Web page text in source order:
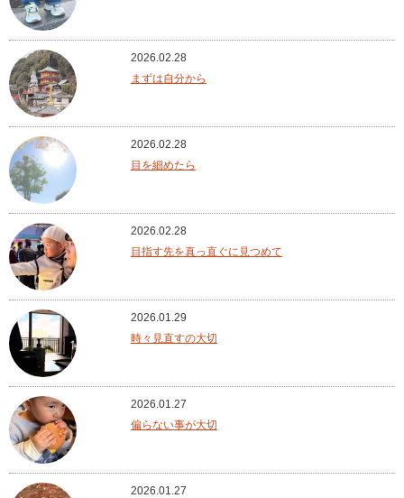
2026.02.28
まずは自分から
2026.02.28
目を細めたら
2026.02.28
目指す先を真っ直ぐに見つめて
2026.01.29
時々見直すの大切
2026.01.27
偏らない事が大切
2026.01.27